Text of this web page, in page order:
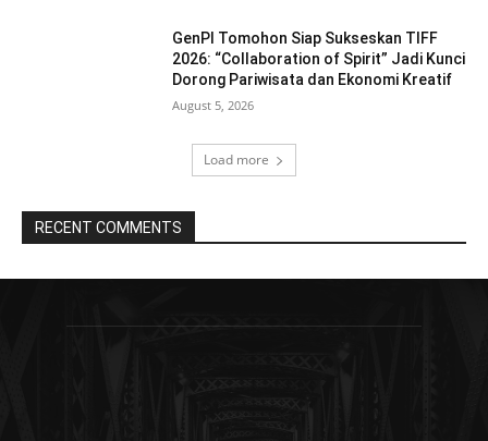
GenPI Tomohon Siap Sukseskan TIFF
2026: “Collaboration of Spirit” Jadi Kunci
Dorong Pariwisata dan Ekonomi Kreatif
August 5, 2026
Load more
RECENT COMMENTS